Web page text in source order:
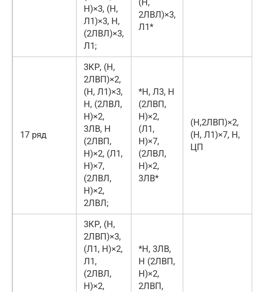
Н)×3, (Н,
Л1)×3, Н,
(2ЛВЛ)×3,
Л1;
(Н,
2ЛВЛ)×3,
Л1*
17 ряд
3КР, (Н,
2ЛВП)×2,
(Н, Л1)×3,
Н, (2ЛВЛ,
Н)×2,
3ЛВ, Н
(2ЛВП,
Н)×2, (Л1,
Н)×7,
(2ЛВЛ,
Н)×2,
2ЛВЛ;
*Н, Л3, Н
(2ЛВП,
Н)×2,
(Л1,
Н)×7,
(2ЛВЛ,
Н)×2,
3ЛВ*
(Н,2ЛВП)×2,
(Н, Л1)×7, Н,
ЦП
3КР, (Н,
2ЛВП)×3,
(Л1, Н)×2,
Л1,
(2ЛВЛ,
Н)×2,
*Н, 3ЛВ,
Н (2ЛВП,
Н)×2,
2ЛВП,